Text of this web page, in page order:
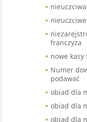
franczyza
nowe
Numer
podawać
obiad dla
obiad dla
obiad dla